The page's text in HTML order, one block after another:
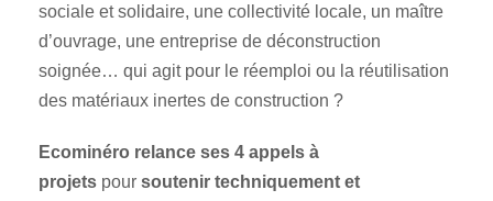
sociale et solidaire, une collectivité locale, un maître
d’ouvrage, une entreprise de déconstruction
soignée… qui agit pour le réemploi ou la réutilisation
des matériaux inertes de construction ?
Ecominéro relance ses 4 appels à
projets pour soutenir techniquement et